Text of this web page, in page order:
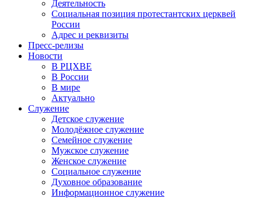
Деятельность
Социальная позиция протестантских церквей
России
Адрес и реквизиты
Пресс-релизы
Новости
В РЦХВЕ
В России
В мире
Актуально
Служение
Детское служение
Молодёжное служение
Семейное служение
Мужское служение
Женское служение
Социальное служение
Духовное образование
Информационное служение